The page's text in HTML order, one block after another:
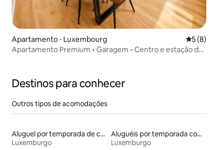
Apartamento ⋅ Luxembourg 5 de
5 (8)
Apartamento Premium • Garagem • Centro e estação de
Destinos para conhecer
Outros tipos de acomodações
Aluguel por temporada de casas de hóspedes
Luxemburgo
Aluguéis por temporada com sauna
Luxemburgo